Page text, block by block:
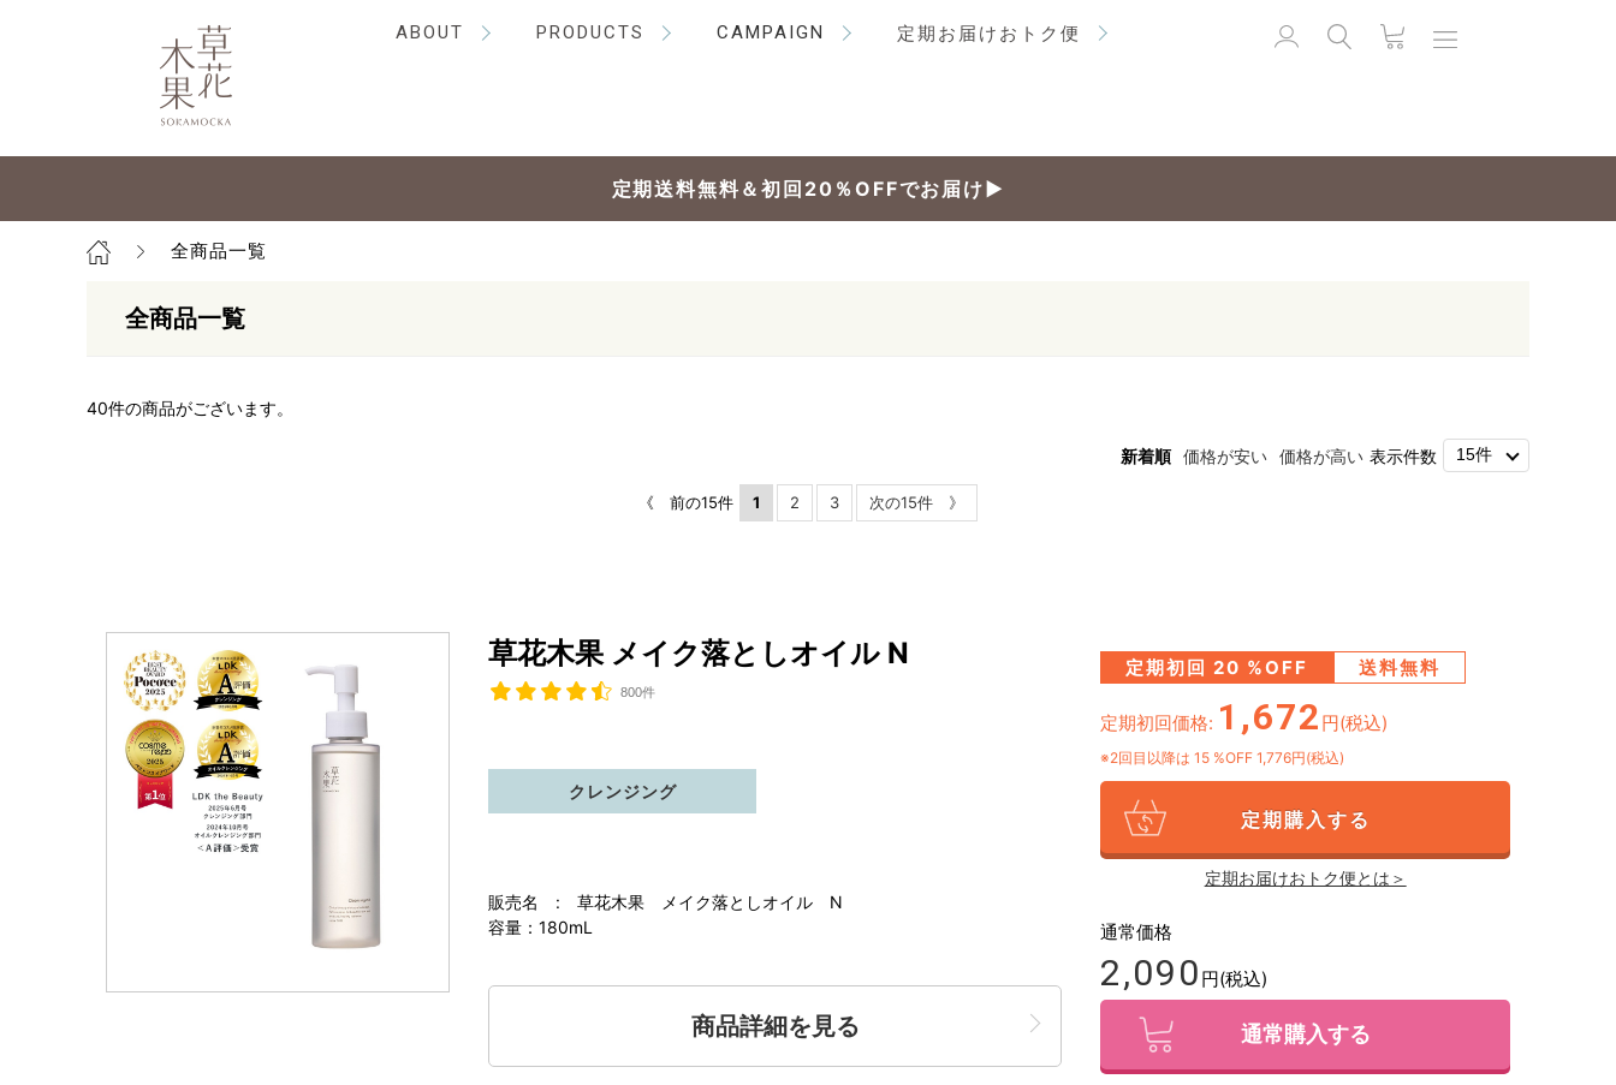
ABOUT PRODUCTS CAMPAIGN 定期お届けおトク便
定期送料無料＆初回20％OFFでお届け▶
全商品一覧
全商品一覧
40件の商品がございます。
新着順 価格が安い 価格が高い 表示件数
《 前の15件 1 2 3 次の15件 》
草花木果 メイク落としオイル N
800件
販売名 : 草花木果 メイク落としオイル N
容量：180mL
クレンジング
商品詳細を見る
定期初回 20 %OFF 送料無料
定期初回価格: 1,672 円(税込)
※2回目以降は 15 %OFF 1,776円(税込)
定期購入する
定期お届けおトク便とは＞
通常価格
2,090 円(税込)
通常購入する